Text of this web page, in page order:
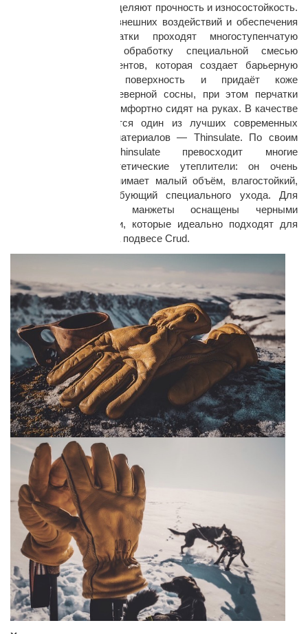
кевларовые нити определяют прочность и износостойкость.
Для защиты кожи от внешних воздействий и обеспечения
долговечности, перчатки проходят многоступенчатую
ручную финишную обработку специальной смесью
натуральных ингредиентов, которая создает барьерную
водоотталкивающую поверхность и придаёт коже
сладковатый запах северной сосны, при этом перчатки
остаются мягкими и комфортно сидят на руках. В качестве
подкладки используется один из лучших современных
термоизоляционных материалов — Thinsulate. По своим
характеристикам Thinsulate превосходит многие
натуральные и синтетические утеплители: он очень
тёплый, при этом занимает малый объём, влагостойкий,
долговечный, не требующий специального ухода. Для
удобной переноски манжеты оснащены черными
латунными люверсами, которые идеально подходят для
крепления карабина на подвесе Crud.